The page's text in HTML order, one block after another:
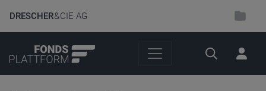
DRESCHER& CIE AG
Suche